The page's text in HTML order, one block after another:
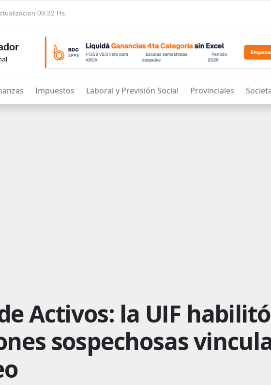
09:32 Hs.
Impuestos Laboral y Previsión Social Provinciales
Activos: la UIF
sospechosas